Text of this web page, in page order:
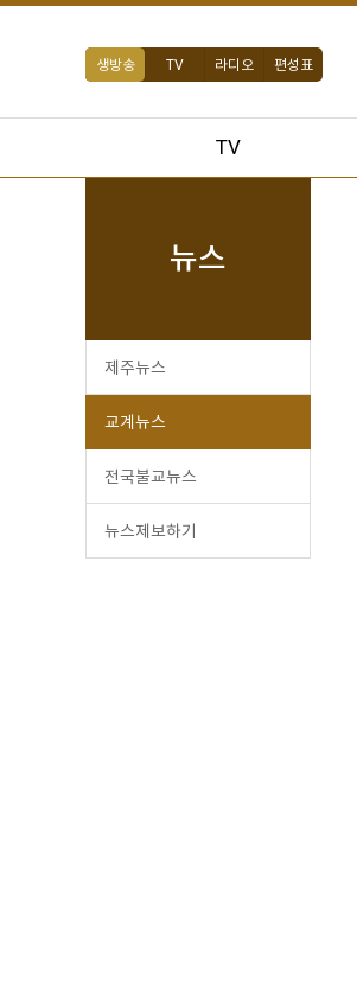
생방송 TV 라디오 편성표
TV
뉴스
제주뉴스
교계뉴스
전국불교뉴스
뉴스제보하기